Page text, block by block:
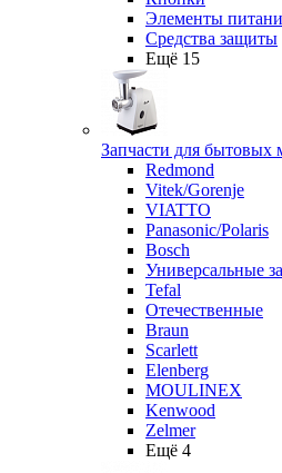
Элементы
Средства защиты
Ещё 15
Запчасти для бытовых
Redmond
Vitek/Gorenje
VIATTO
Panasonic/Polaris
Bosch
Универсальные
Tefal
Отечественные
Braun
Scarlett
Elenberg
MOULINEX
Kenwood
Zelmer
Ещё 4